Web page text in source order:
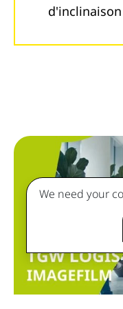
d'inclinaison
We need your